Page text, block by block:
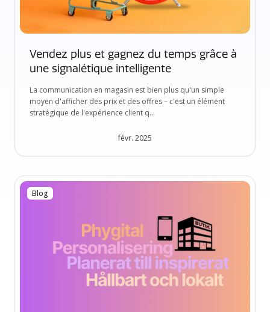
Vendez plus et gagnez du temps grâce à
une signalétique intelligente
La communication en magasin est bien plus qu'un simple
moyen d'afficher des prix et des offres – c'est un élément
stratégique de l'expérience client q...
févr. 2025
Blog